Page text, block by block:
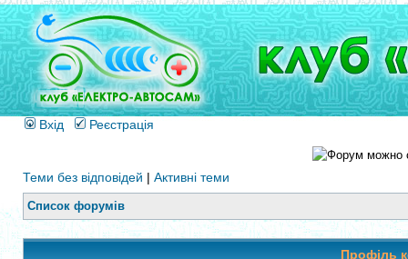
Вхід Реєстрація
Теми без відповідей | Активні теми
Список форумів
Профіль